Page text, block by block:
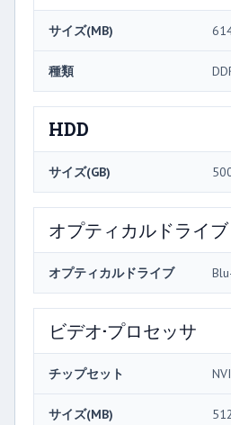
サイズ(MB)
種類
HDD
サイズ(GB)
オプティカルドライブ
オプティカルドライブ
ビデオ·プロセッサ
チップセット
サイズ(MB) 512